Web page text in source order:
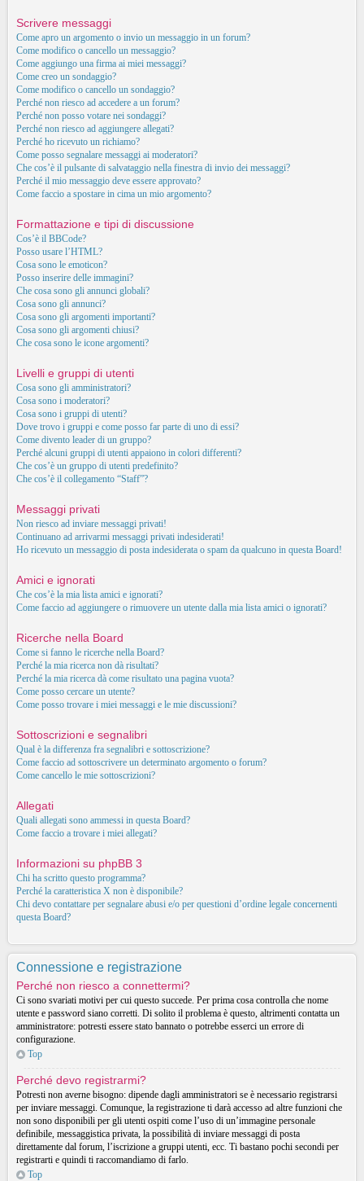
Scrivere messaggi
Come apro un argomento o invio un messaggio in un forum?
Come modifico o cancello un messaggio?
Come aggiungo una firma ai miei messaggi?
Come creo un sondaggio?
Come modifico o cancello un sondaggio?
Perché non riesco ad accedere a un forum?
Perché non posso votare nei sondaggi?
Perché non riesco ad aggiungere allegati?
Perché ho ricevuto un richiamo?
Come posso segnalare messaggi ai moderatori?
Che cos’è il pulsante di salvataggio nella finestra di invio dei messaggi?
Perché il mio messaggio deve essere approvato?
Come faccio a spostare in cima un mio argomento?
Formattazione e tipi di discussione
Cos’è il BBCode?
Posso usare l’HTML?
Cosa sono le emoticon?
Posso inserire delle immagini?
Che cosa sono gli annunci globali?
Cosa sono gli annunci?
Cosa sono gli argomenti importanti?
Cosa sono gli argomenti chiusi?
Che cosa sono le icone argomenti?
Livelli e gruppi di utenti
Cosa sono gli amministratori?
Cosa sono i moderatori?
Cosa sono i gruppi di utenti?
Dove trovo i gruppi e come posso far parte di uno di essi?
Come divento leader di un gruppo?
Perché alcuni gruppi di utenti appaiono in colori differenti?
Che cos’è un gruppo di utenti predefinito?
Che cos’è il collegamento “Staff”?
Messaggi privati
Non riesco ad inviare messaggi privati!
Continuano ad arrivarmi messaggi privati indesiderati!
Ho ricevuto un messaggio di posta indesiderata o spam da qualcuno in questa Board!
Amici e ignorati
Che cos’è la mia lista amici e ignorati?
Come faccio ad aggiungere o rimuovere un utente dalla mia lista amici o ignorati?
Ricerche nella Board
Come si fanno le ricerche nella Board?
Perché la mia ricerca non dà risultati?
Perché la mia ricerca dà come risultato una pagina vuota?
Come posso cercare un utente?
Come posso trovare i miei messaggi e le mie discussioni?
Sottoscrizioni e segnalibri
Qual è la differenza fra segnalibri e sottoscrizione?
Come faccio ad sottoscrivere un determinato argomento o forum?
Come cancello le mie sottoscrizioni?
Allegati
Quali allegati sono ammessi in questa Board?
Come faccio a trovare i miei allegati?
Informazioni su phpBB 3
Chi ha scritto questo programma?
Perché la caratteristica X non è disponibile?
Chi devo contattare per segnalare abusi e/o per questioni d’ordine legale concernenti
questa Board?
Connessione e registrazione
Perché non riesco a connettermi?
Ci sono svariati motivi per cui questo succede. Per prima cosa controlla che nome
utente e password siano corretti. Di solito il problema è questo, altrimenti contatta un
amministratore: potresti essere stato bannato o potrebbe esserci un errore di
configurazione.
Top
Perché devo registrarmi?
Potresti non averne bisogno: dipende dagli amministratori se è necessario registrarsi
per inviare messaggi. Comunque, la registrazione ti darà accesso ad altre funzioni che
non sono disponibili per gli utenti ospiti come l’uso di un’immagine personale
definibile, messaggistica privata, la possibilità di inviare messaggi di posta
direttamente dal forum, l’iscrizione a gruppi utenti, ecc. Ti bastano pochi secondi per
registrarti e quindi ti raccomandiamo di farlo.
Top